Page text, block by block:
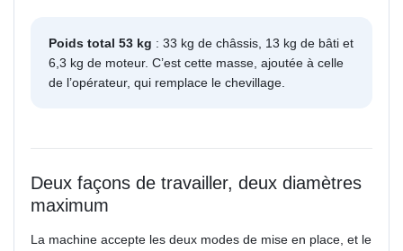
Poids total 53 kg : 33 kg de châssis, 13 kg de bâti et
6,3 kg de moteur. C’est cette masse, ajoutée à celle
de l’opérateur, qui remplace le chevillage.
Deux façons de travailler, deux diamètres
maximum
La machine accepte les deux modes de mise en place, et le